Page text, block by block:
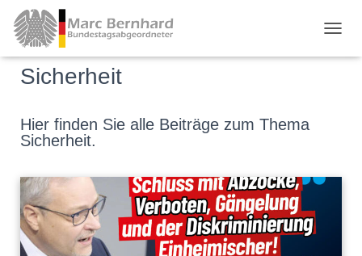
Sicherheit
Hier finden Sie alle Beiträge zum Thema
Sicherheit.